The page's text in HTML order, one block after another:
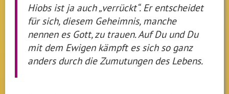
Hiobs ist ja auch „verrückt“. Er entscheidet
für sich, diesem Geheimnis, manche
nennen es Gott, zu trauen. Auf Du und Du
mit dem Ewigen kämpft es sich so ganz
anders durch die Zumutungen des Lebens.